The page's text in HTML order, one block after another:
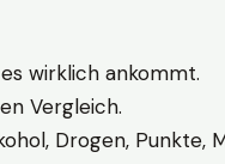
wirklich ankommt.
Vergleich.
Drogen, Punkte,